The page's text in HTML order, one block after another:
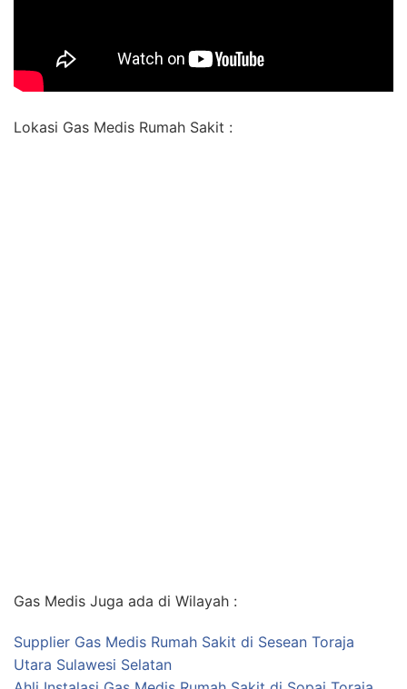
Lokasi Gas Medis Rumah Sakit :
Gas Medis Juga ada di Wilayah :
Supplier Gas Medis Rumah Sakit di Sesean Toraja
Utara Sulawesi Selatan